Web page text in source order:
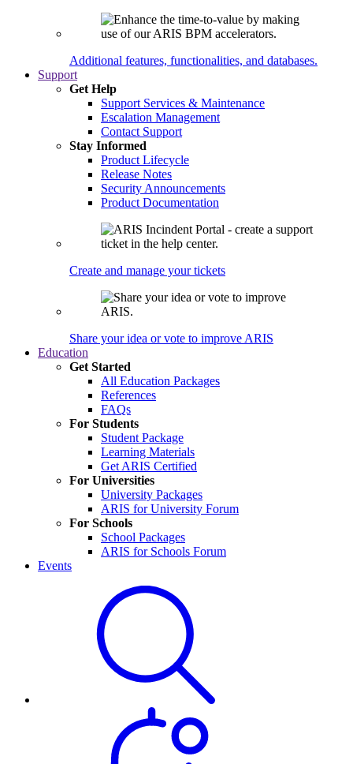
Additional features, functionalities, and databases.
Support
Get Help
Support Services & Maintenance
Escalation Management
Contact Support
Stay Informed
Product Lifecycle
Release Notes
Security Announcements
Product Documentation
Create and manage your tickets
Share your idea or vote to improve ARIS
Education
Get Started
All Education Packages
References
FAQs
For Students
Student Package
Learning Materials
Get ARIS Certified
For Universities
University Packages
ARIS for University Forum
For Schools
School Packages
ARIS for Schools Forum
Events